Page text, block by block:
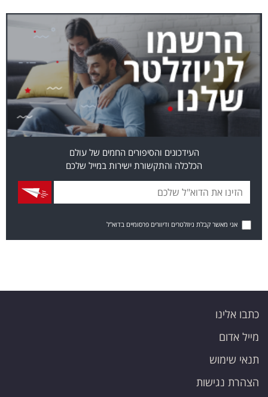
העידכונים והסיפורים החמים של עולם
הכלכלה והתקשורת ישירות במייל שלכם
אני מאשר קבלת ניוזלטרים ודיוורים פרסומיים בדוא"ל
כתבו אלינו
מייל אדום
תנאי שימוש
הצהרת נגישות